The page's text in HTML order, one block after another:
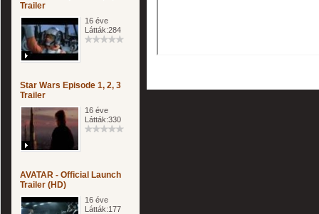
Trailer
16 éve
Látták:284
Star Wars Episode 1, 2, 3
Trailer
16 éve
Látták:330
AVATAR - Official Launch
Trailer (HD)
16 éve
Látták:177